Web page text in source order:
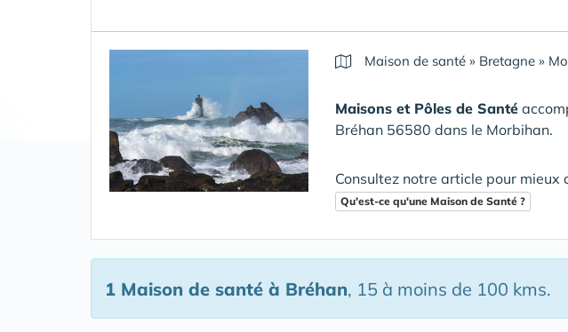
Maison de santé » Bretagne »
Maisons et Pôles de Santé
Bréhan 56580 dans le Morbihan.
Consultez notre article pour
Qu'est-ce qu'une Maison de Santé ?
1 Maison de santé à Bréhan, 15 à moins de 100 kms.